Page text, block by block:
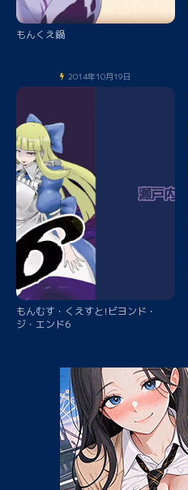
もんくえ鍋
2014年10月19日
もんむす・くえすと!ビヨンド・
ジ・エンド6